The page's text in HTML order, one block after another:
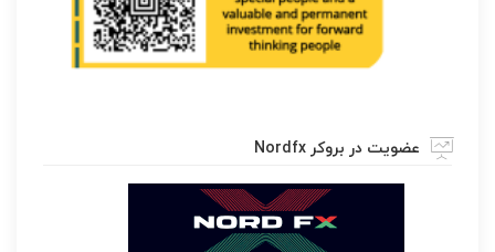
عضویت در بروکر Nordfx